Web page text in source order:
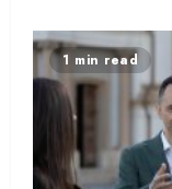
1 min read